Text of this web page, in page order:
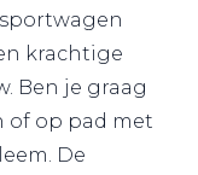
krachtige
Ben je graag
of op pad met
De